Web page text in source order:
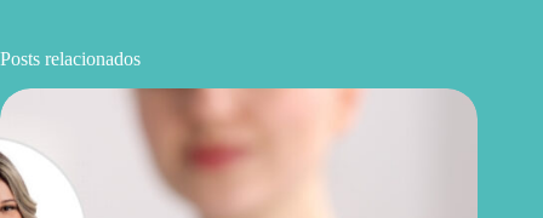
Posts relacionados